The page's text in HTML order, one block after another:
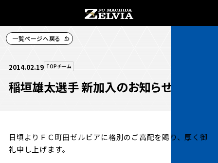
お知らせトップ
試合情報
一覧ページへ戻る
2014.02.19 TOPチーム
稲垣雄太選手 新加入のお知らせ
日頃よりＦＣ町田ゼルビアに格別のご高配を賜り、厚く御
礼申し上げます。